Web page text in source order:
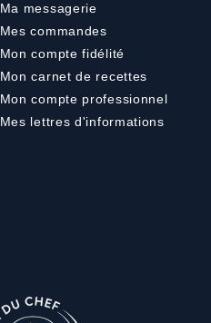
Ma messagerie
Mes commandes
Mon compte fidélité
Mon carnet de recettes
Mon compte professionnel
Mes lettres d'informations